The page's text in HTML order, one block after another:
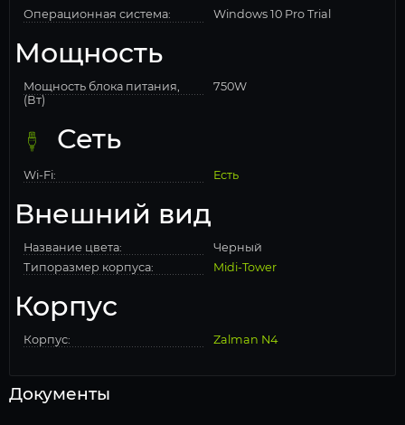
Операционная система: Windows 10 Pro Trial
Мощность
Мощность блока питания,
(Вт)
750W
Сеть
Wi-Fi: Есть
Внешний вид
Название цвета:
Черный
Типоразмер корпуса:
Midi-Tower
Корпус
Корпус: Zalman N4
Документы